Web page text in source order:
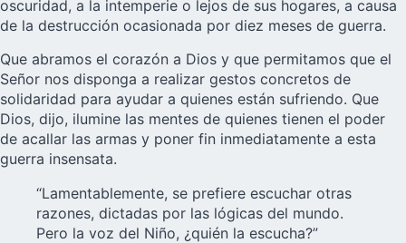
oscuridad, a la intemperie o lejos de sus hogares, a causa
de la destrucción ocasionada por diez meses de guerra.
Que abramos el corazón a Dios y que permitamos que el
Señor nos disponga a realizar gestos concretos de
solidaridad para ayudar a quienes están sufriendo. Que
Dios, dijo, ilumine las mentes de quienes tienen el poder
de acallar las armas y poner fin inmediatamente a esta
guerra insensata.
“Lamentablemente, se prefiere escuchar otras
razones, dictadas por las lógicas del mundo.
Pero la voz del Niño, ¿quién la escucha?”